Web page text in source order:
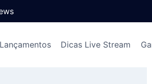
Dicas Live Stream